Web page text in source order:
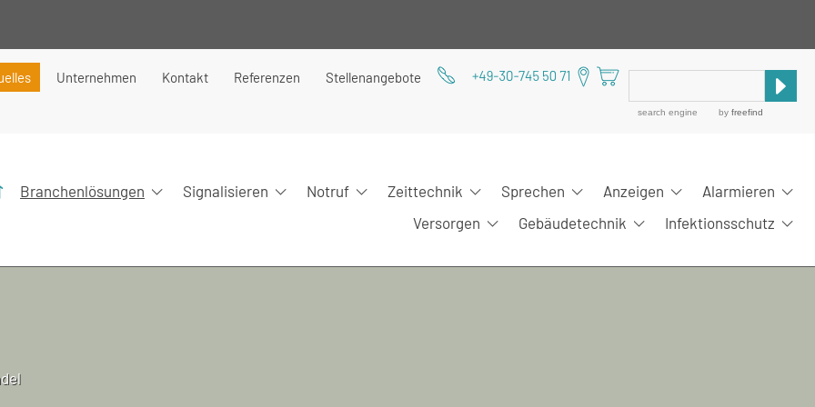
Unternehmen Kontakt Referenzen Stellenangebote
search engine by freefind
Branchenlösungen Signalisieren Notruf Zeittechnik Sprechen Anzeigen
Alarmieren
Versorgen
Gebäudetechnik Infektionsschutz